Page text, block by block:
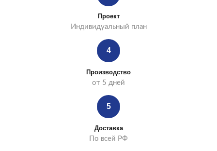
Проект
Индивидуальный план
4
Производство
от 5 дней
5
Доставка
По всей РФ